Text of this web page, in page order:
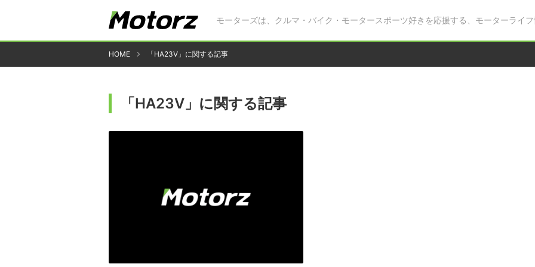
モーターズは、クルマ・バイク・モータースポーツ好きを応援する、モーターライフ
HOME 「HA23V」に関する記事
「HA23V」に関する記事